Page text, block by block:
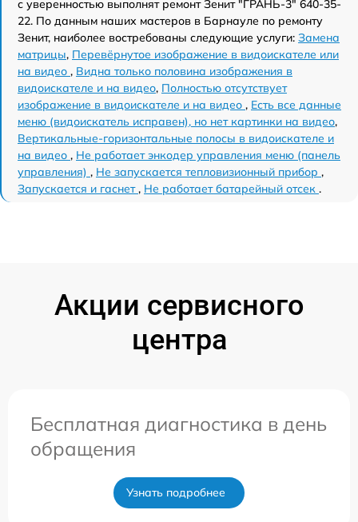
с уверенностью выполнят ремонт Зенит "ГРАНЬ-3" 640-35-
22. По данным наших мастеров в Барнауле по ремонту
Зенит, наиболее востребованы следующие услуги: Замена
матрицы, Перевёрнутое изображение в видоискателе или
на видео , Видна только половина изображения в
видоискателе и на видео, Полностью отсутствует
изображение в видоискателе и на видео , Есть все данные
меню (видоискатель исправен), но нет картинки на видео,
Вертикальные-горизонтальные полосы в видоискателе и
на видео , Не работает энкодер управления меню (панель
управления) , Не запускается тепловизионный прибор ,
Запускается и гаснет, Не работает батарейный отсек .
Акции сервисного
центра
Бесплатная диагностика в день
обращения
Узнать подробнее